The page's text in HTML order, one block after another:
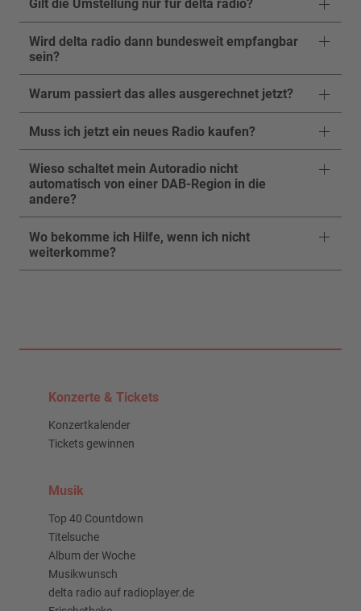
Gilt die Umstellung nur für delta radio?
Wird delta radio dann bundesweit empfangbar
sein?
Warum passiert das alles ausgerechnet jetzt?
Muss ich jetzt ein neues Radio kaufen?
Wieso schaltet mein Autoradio nicht
automatisch von einer DAB-Region in die
andere?
Wo bekomme ich Hilfe, wenn ich nicht
weiterkomme?
Konzerte & Tickets
Konzertkalender
Tickets gewinnen
Musik
Top 40 Countdown
Titelsuche
Album der Woche
Musikwunsch
delta radio auf radioplayer.de